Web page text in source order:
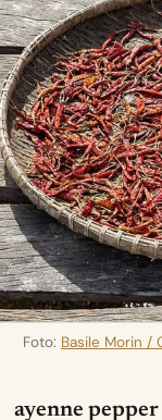
Foto: Basile Morin /
ayenne